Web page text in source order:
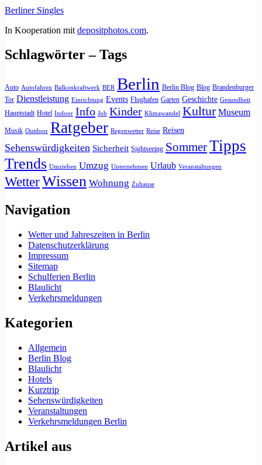
Berliner Singles
In Kooperation mit depositphotos.com.
Schlagwörter – Tags
Auto Autofahren Balkonkraftwerk BER Berlin Berlin Blog Blog Brandenburger
Tor Dienstleistung Einrichtung Events Flughafen Garten Geschichte Gesundheit
Hauptstadt Hotel Indoor Info Job Kinder Klimawandel Kultur Museum
Musik Outdoor Ratgeber Regenwetter Reise Reisen
Sehenswürdigkeiten Sicherheit Sightseeing SommerTipps
Trends Umziehen Umzug Unternehmen Urlaub Veranstaltungen
WetterWissen Wohnung Zuhause
Navigation
Wetter und Jahreszeiten in Berlin
Datenschutzerklärung
Impressum
Sitemap
Schulferien Berlin
Blaulicht
Verkehrsmeldungen
Kategorien
Allgemein
Berlin Blog
Blaulicht
Hotels
Kurztrip
Sehenswürdigkeiten
Veranstaltungen
Verkehrsmeldungen Berlin
Artikel aus